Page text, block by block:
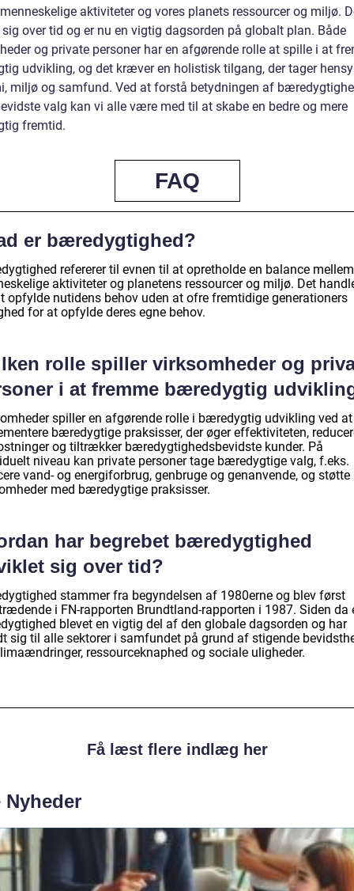
aktiviteter og vores planets ressourcer og miljø.
over tid og er nu en vigtig dagsorden på globalt plan. Både
og private personer har en afgørende rolle at spille i at
udvikling, og det kræver en holistisk tilgang, der tager
miljø og samfund. Ved at forstå betydningen af
valg kan vi alle være med til at skabe en bedre og mere
fremtid.
FAQ
er bæredygtighed?
refererer til evnen til at opretholde en balance mellem
aktiviteter og planetens ressourcer og miljø. Det
opfylde nutidens behov uden at ofre fremtidige generationers
for at opfylde deres egne behov.
rolle spiller virksomheder og
i at fremme bæredygtig
spiller en afgørende rolle i bæredygtig udvikling ved at
bæredygtige praksisser, der øger effektiviteten,
og tiltrækker bæredygtighedsbevidste kunder. På
niveau kan private personer tage bæredygtige valg, f.eks.
vand- og energiforbrug, genbruge og genanvende, og støtte
med bæredygtige praksisser.
har begrebet bæredygtighed
sig over tid?
stammer fra begyndelsen af 1980erne og blev først
i FN-rapporten Brundtland-rapporten i 1987. Siden da
blevet en vigtig del af den globale dagsorden og har
sig til alle sektorer i samfundet på grund af stigende
ressourceknaphed og sociale uligheder.
Få læst flere indlæg her
Nyheder